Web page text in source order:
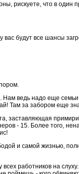
рискуете, что в один
будут все шансы
Нам ведь надо еще семьи
Там за забором еще
заставляющая
- 15. Более того,
и самой жизнью,
работников на